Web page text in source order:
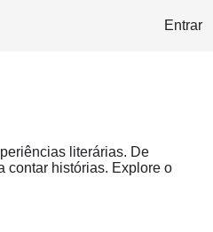
Entrar
literárias. De
contar histórias. Explore o